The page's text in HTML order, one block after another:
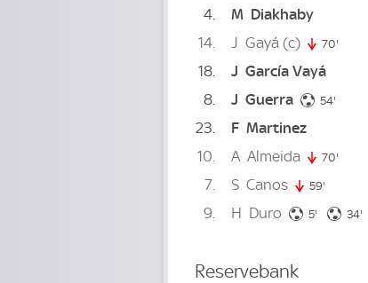
4
M Diakhaby
14
J Gayá(c) 70'
18 J García Vayá
8
J Guerra 54'
23 F Martinez
10
A Almeida 70'
7 S Canos 59'
9 H Duro 5' 5. minute
34'
Reservebank